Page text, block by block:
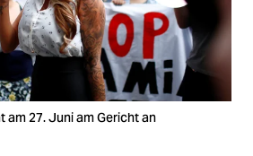
am 27. Juni am Gericht an